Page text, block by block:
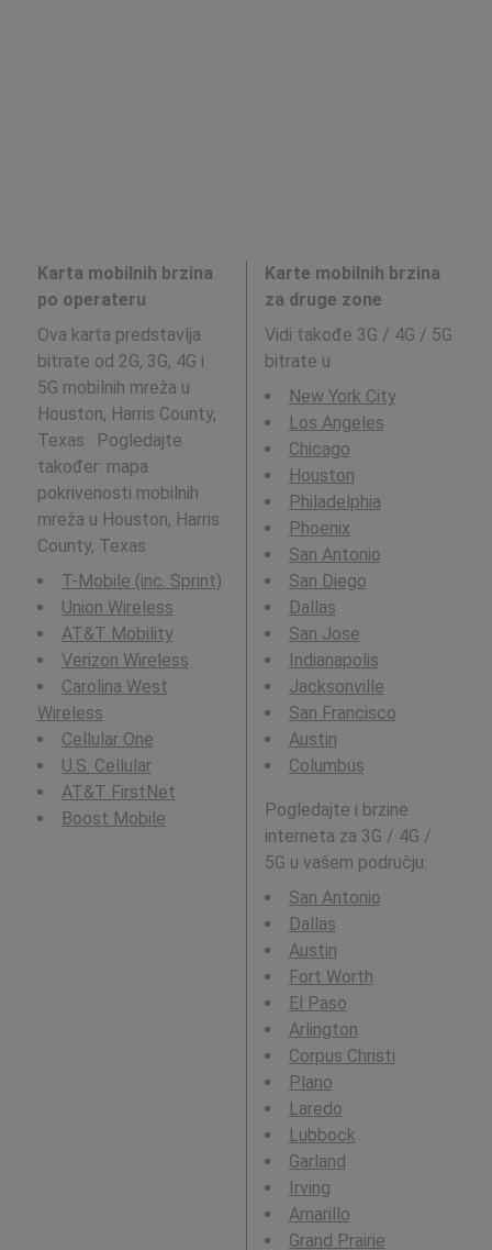
Karta mobilnih brzina
po operateru
Ova karta predstavlja
bitrate od 2G, 3G, 4G i
5G mobilnih mreža u
Houston, Harris County,
Texas . Pogledajte
također: mapa
pokrivenosti mobilnih
mreža u Houston, Harris
County, Texas .
T-Mobile (inc. Sprint)
Union Wireless
AT&T Mobility
Verizon Wireless
Carolina West
Wireless
Cellular One
U.S. Cellular
AT&T FirstNet
Boost Mobile
Karte mobilnih brzina
za druge zone
Vidi takođe 3G / 4G / 5G
bitrate u :
New York City
Los Angeles
Chicago
Houston
Philadelphia
Phoenix
San Antonio
San Diego
Dallas
San Jose
Indianapolis
Jacksonville
San Francisco
Austin
Columbus
Pogledajte i brzine
interneta za 3G / 4G /
5G u vašem području:
San Antonio
Dallas
Austin
Fort Worth
El Paso
Arlington
Corpus Christi
Plano
Laredo
Lubbock
Garland
Irving
Amarillo
Grand Prairie